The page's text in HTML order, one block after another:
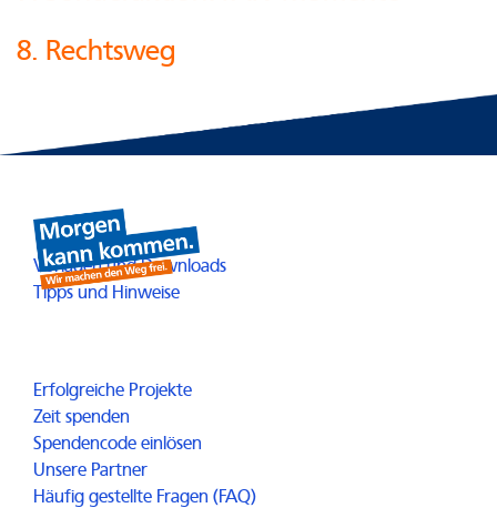
8. Rechtsweg
Heimathelden
Vorlagen und DownloadsÖffnet in einem neuen Fenster
Tipps und HinweiseÖffnet in einem neuen Fenster
Erfolgreiche Projekte
Zeit spenden
Spendencode einlösen
Unsere Partner
Häufig gestellte Fragen (FAQ)